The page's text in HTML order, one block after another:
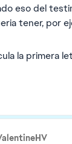
eso del
tener, por
la primera